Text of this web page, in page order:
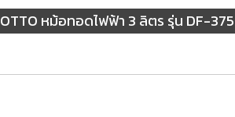
OTTO หม้อทอดไฟฟ้า 3 ลิตร รุ่น DF-375